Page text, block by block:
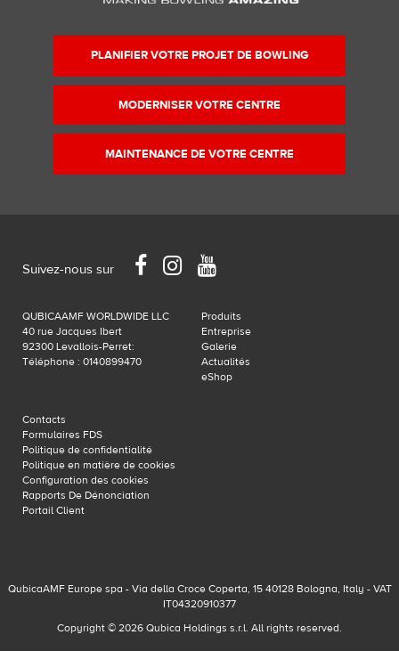
PLANIFIER VOTRE PROJET DE BOWLING
MODERNISER VOTRE CENTRE
MAINTENANCE DE VOTRE CENTRE
QUBICAAMF WORLDWIDE LLC
40 rue Jacques Ibert
92300 Levallois-Perret:
Téléphone : 0140899470
Produits
Entreprise
Galerie
Actualités
eShop
Contacts
Formulaires FDS
Politique de confidentialité
Politique en matière de cookies
Configuration des cookies
Rapports De Dénonciation
Portail Client
Suivez-nous sur
FacebookInstagram
QubicaAMF Europe spa - Via della Croce Coperta, 15 40128 Bologna, Italy - VAT
IT04320910377
Copyright © 2026 Qubica Holdings s.r.l. All rights reserved.